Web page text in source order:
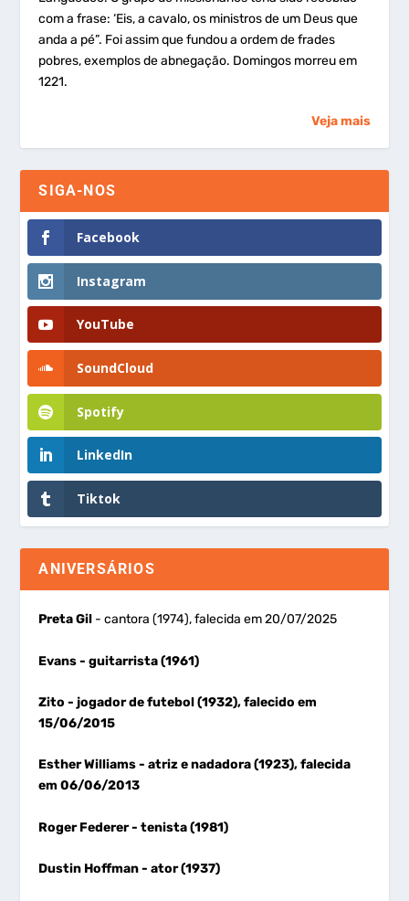
com a frase: ‘Eis, a cavalo, os ministros de um Deus que
anda a pé”. Foi assim que fundou a ordem de frades
pobres, exemplos de abnegação. Domingos morreu em
1221.
Veja mais
SIGA-NOS
Facebook
Instagram
YouTube
SoundCloud
Spotify
LinkedIn
Tiktok
ANIVERSÁRIOS
Preta Gil - cantora (1974), falecida em 20/07/2025
Evans- guitarrista (1961)
Zito- jogador de futebol (1932), falecido em
15/06/2015
Esther Williams- atriz e nadadora (1923), falecida
em 06/06/2013
Roger Federer- tenista (1981)
Dustin Hoffman- ator (1937)